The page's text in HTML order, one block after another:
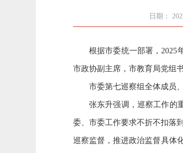
日期：
根据市委统一部署，2025
市政协副主席，市教育局党组
市委第七巡察组全体成员
张东升强调，巡察工作的
委、市委工作要求不折不扣落
巡察监督，推进政治监督具体